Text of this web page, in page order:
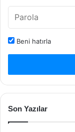
Beni hatırla
Son Yazılar